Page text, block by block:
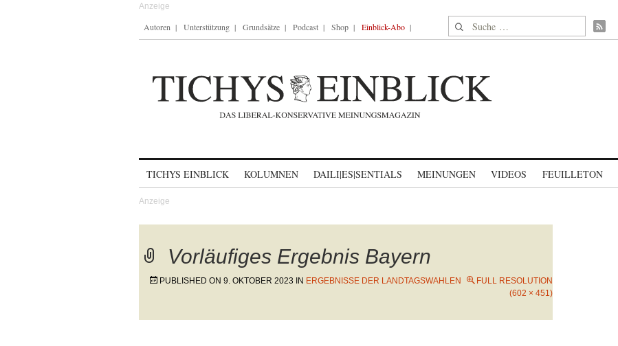
Autoren Unterstützung Grundsätze Podcast Shop Einblick-Abo Suche nach:
TICHYS EINBLICK KOLUMNEN DAILI|ES|SENTIALS MEINUNGEN VIDEOS FEUILLETON
Vorläufiges Ergebnis Bayern
PUBLISHED ON 9. OKTOBER 2023 IN ERGEBNISSE DER LANDTAGSWAHLEN
FULL RESOLUTION
(602 × 451)